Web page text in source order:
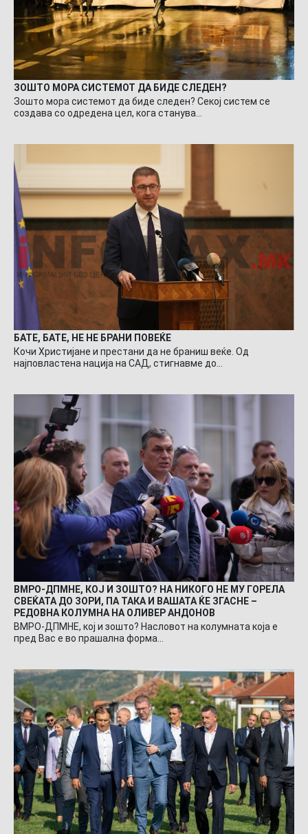
ЗОШТО МОРА СИСТЕМОТ ДА БИДЕ СЛЕДЕН?
Зошто мора системот да биде следен? Секој систем се
создава со одредена цел, кога станува…
БАТЕ, БАТЕ, НЕ НЕ БРАНИ ПОВЕЌЕ
Кочи Христијане и престани да не браниш веќе. Од
најповластена нација на САД, стигнавме до…
ВМРО-ДПМНЕ, КОЈ И ЗОШТО? НА НИКОГО НЕ МУ ГОРЕЛА
СВЕЌАТА ДО ЗОРИ, ПА ТАКА И ВАШАТА ЌЕ ЗГАСНЕ –
РЕДОВНА КОЛУМНА НА ОЛИВЕР АНДОНОВ
ВМРО-ДПМНЕ, кој и зошто? Насловот на колумната која е
пред Вас е во прашална форма…